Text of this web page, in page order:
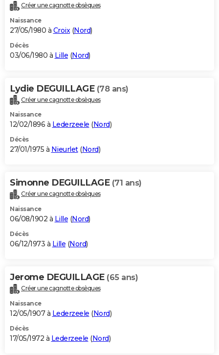
Créer une cagnotte obsèques
Naissance
27/05/1980 à Croix (Nord)
Décès
03/06/1980 à Lille (Nord)
Lydie DEGUILLAGE (78 ans)
Créer une cagnotte obsèques
Naissance
12/02/1896 à Lederzeele (Nord)
Décès
27/01/1975 à Nieurlet(Nord)
Simonne DEGUILLAGE (71 ans)
Créer une cagnotte obsèques
Naissance
06/08/1902 à Lille (Nord)
Décès
06/12/1973 à Lille (Nord)
Jerome DEGUILLAGE (65 ans)
Créer une cagnotte obsèques
Naissance
12/05/1907 à Lederzeele (Nord)
Décès
17/05/1972 à Lederzeele (Nord)